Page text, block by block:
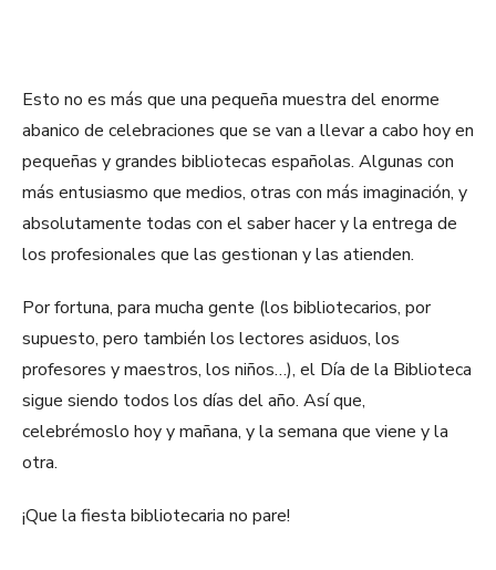
Esto no es más que una pequeña muestra del enorme
abanico de celebraciones que se van a llevar a cabo hoy en
pequeñas y grandes bibliotecas españolas. Algunas con
más entusiasmo que medios, otras con más imaginación, y
absolutamente todas con el saber hacer y la entrega de
los profesionales que las gestionan y las atienden.
Por fortuna, para mucha gente (los bibliotecarios, por
supuesto, pero también los lectores asiduos, los
profesores y maestros, los niños…), el Día de la Biblioteca
sigue siendo todos los días del año. Así que,
celebrémoslo hoy y mañana, y la semana que viene y la
otra.
¡Que la fiesta bibliotecaria no pare!